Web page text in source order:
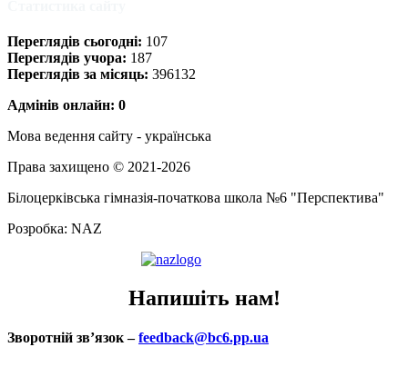
Переглядів сьогодні: 107
Переглядів учора: 187
Переглядів за місяць: 396132
Адмінів онлайн: 0
Мова ведення сайту - українська
Права захищено © 2021-2026
Білоцерківська гімназія-початкова школа №6 "Перспектива"
Розробка: NAZ
Напишіть нам!
Зворотній зв’язок –feedback@bc6.pp.ua